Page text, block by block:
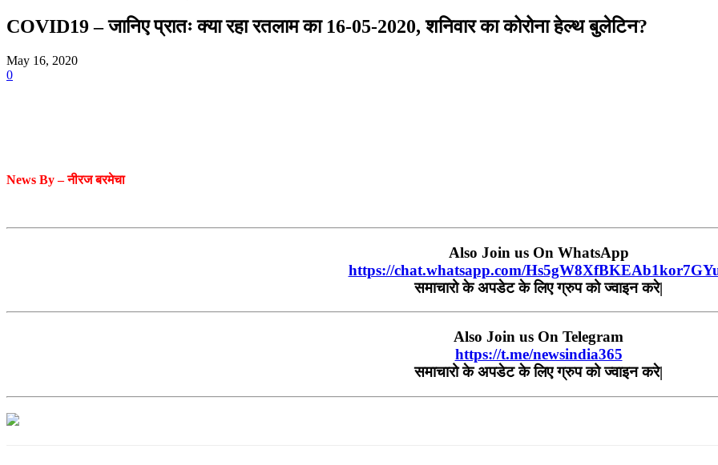
COVID19 – जानिए प्रातः क्या रहा रतलाम का 16-05-2020, शनिवार का कोरोना हेल्‍थ बुलेटिन?
May 16, 2020
0
News By – नीरज बरमेचा
Also Join us On WhatsApp
https://chat.whatsapp.com/
समाचारो के अपडेट के लिए ग्रुप को ज्वाइन करे|
Also Join us On Telegram
https://t.me/newsindia365
समाचारो के अपडेट के लिए ग्रुप को ज्वाइन करे|